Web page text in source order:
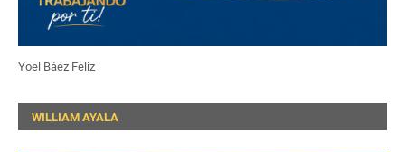
Yoel Báez Feliz
WILLIAM AYALA